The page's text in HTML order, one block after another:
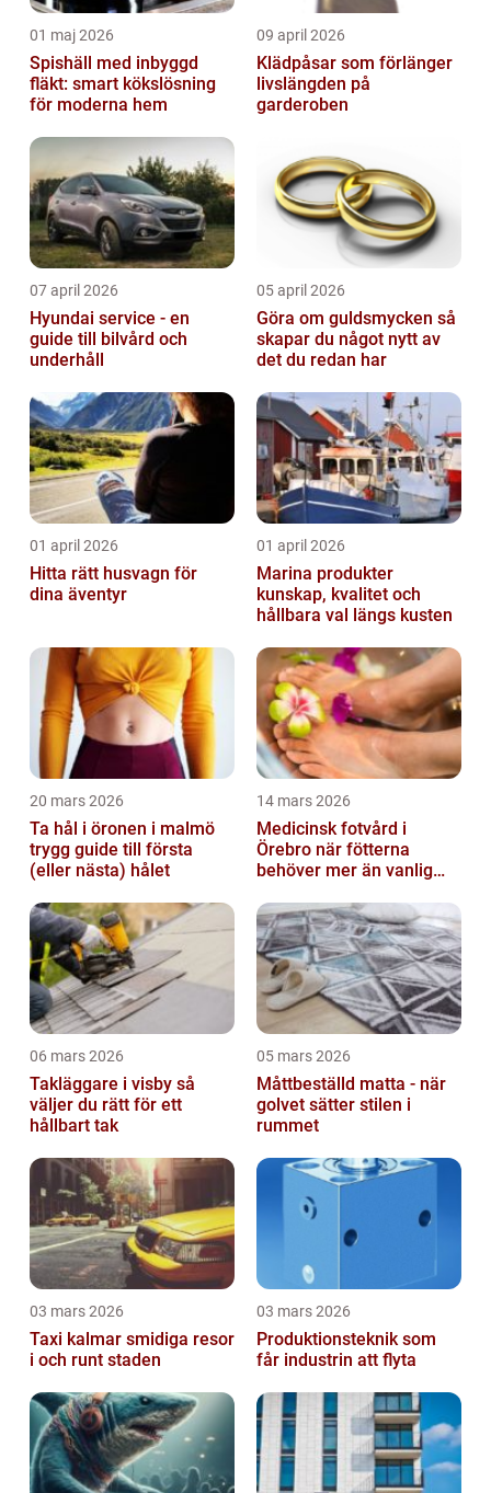
01 maj 2026
Spishäll med inbyggd
fläkt: smart kökslösning
för moderna hem
09 april 2026
Klädpåsar som förlänger
livslängden på
garderoben
07 april 2026
Hyundai service - en
guide till bilvård och
underhåll
05 april 2026
Göra om guldsmycken så
skapar du något nytt av
det du redan har
01 april 2026
Hitta rätt husvagn för
dina äventyr
01 april 2026
Marina produkter
kunskap, kvalitet och
hållbara val längs kusten
20 mars 2026
Ta hål i öronen i malmö
trygg guide till första
(eller nästa) hålet
14 mars 2026
Medicinsk fotvård i
Örebro när fötterna
behöver mer än vanlig
06 mars 2026
Takläggare i visby så
väljer du rätt för ett
hållbart tak
05 mars 2026
Måttbeställd matta - när
golvet sätter stilen i
rummet
03 mars 2026
Taxi kalmar smidiga resor
i och runt staden
03 mars 2026
Produktionsteknik som
får industrin att flyta